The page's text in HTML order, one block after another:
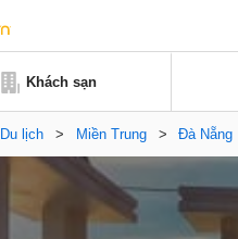
Khách sạn
Du lịch > Miền Trung > Đà Nẵng